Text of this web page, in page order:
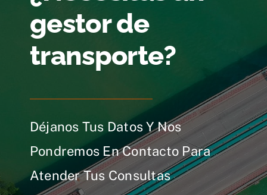
gestor de
transporte?
Déjanos Tus Datos Y Nos
Pondremos En Contacto Para
Atender Tus Consultas